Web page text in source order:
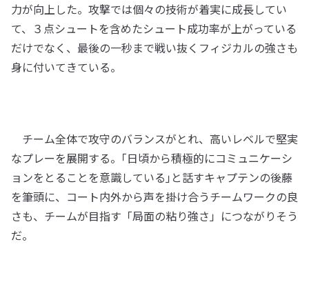
力が向上した。攻撃では個々の技術が着実に成長してい
て、３点シュートを含めたシュート成功率が上がっている
だけでなく、最後の一秒まで戦い抜くフィジカルの強さも
身に付いてきている。
チーム全体で攻守のバランスがとれ、高いレベルで堅実
なプレーを展開する。｢日頃から積極的にコミュニケーシ
ョンをとることを意識している｣と話すキャプテンの後藤
を筆頭に、コート内外から声を掛け合うチームワークの良
さも、チームが目指す「局面の粘り強さ」につながりそう
だ。